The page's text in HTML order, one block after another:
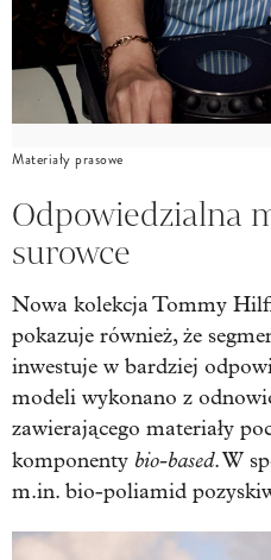
Materiały prasowe
Odpowiedzialna
surowce
Nowa kolekcja Tommy
pokazuje również, że
inwestuje w bardziej
modeli wykonano z
zawierającego materiały
komponenty bio-based. W
m.in. bio-poliamid